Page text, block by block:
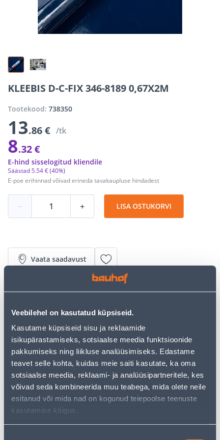
Veebilehel on kasutatud küpsiseid.
Kasutame küpsiseid sisu ja reklaamide
isikupärastamiseks, sotsiaalse meedia funktsioonide
pakkumiseks ning liikluse analüüsimiseks. Edastame
teavet selle kohta, kuidas meie saiti kasutate, ka oma
sotsiaalse meedia, reklaami- ja analüüsipartneritele, kes
võivad seda kombineerida muu teabega, mida olete neile
esitanud või mida nad on kogunud teiepoolse teenuste
kasutamise käigus.
KLEEBIS D-C-FIX 346-8189 0,67X2M
Tootekood: 738350
13.86 € /tk
8.32 €
E-poe erihinnad võivad erineda tavakaupluse hindadest
Säästad5.54 €(40%)
E-hind sisselogitud kliendile
− + LISA OSTUKORVI
Vaata saadavust
• Dekoratiivkleebised ning staatilised kiled on väga
isikupärasemaks muutmiseks ning privaatuse
• Sobib kasutamiseks kõikidele siledatele ning
puhastele pindadele.
• Kleebiseid võib kasutada ka välitingimustes, kleebis
talub temperatuuri -10-+75 kraadi.
• Rullis on 0,67 x 2 m.
• 14-päevane tagastusõigus.
Eeldatav kojuvedu 3,69 € al. 2-5 tööpäeva